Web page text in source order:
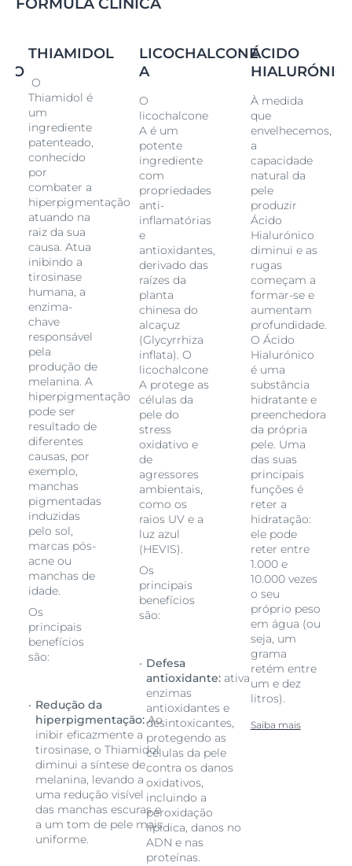
inflamatórias e calmantes para a pele. É derivado da
células da luz solar excessiva. Quando utilizado em
produtos de cuidados da pele, o
Licochalcone Aatua
para reduzir a inflamação e neutralizar os
livresque estimulam a produção de melanina e
agravam as manchas de pigmentação. - Absorção
rápida - Fácil de aplicar - Não colante
THIAMIDOL
O
Thiamidol é
um
ingrediente
patenteado,
conhecido
por
combater a
hiperpigmentação
atuando na
raiz da sua
causa. Atua
inibindo a
tirosinase
humana, a
enzima-
chave
responsável
pela
produção de
melanina. A
hiperpigmentação
pode ser
resultado de
diferentes
causas, por
exemplo,
manchas
pigmentadas
induzidas
pelo sol,
marcas pós-
acne ou
manchas de
idade.
Os
principais
benefícios
são:
Redução da
hiperpigmentação:Ao
inibir eficazmente a
tirosinase, o Thiamidol
diminui a síntese de
melanina, levando a
uma redução visível
das manchas escuras e
a um tom de pele mais
uniforme.
LICOCHALCONE
A
O
licochalcone
A é um
potente
ingrediente
com
propriedades
anti-
inflamatórias
e
antioxidantes,
derivado das
raízes da
planta
chinesa do
alcaçuz
(Glycyrrhiza
inflata). O
licochalcone
A protege as
células da
pele do
stress
oxidativo e
de
agressores
ambientais,
como os
raios UV e a
luz azul
(HEVIS).
Os
principais
benefícios
são:
Defesa
antioxidante: ativa
enzimas
antioxidantes e
desintoxicantes,
protegendo as
células da pele
contra os danos
oxidativos,
incluindo a
peroxidação
lipídica, danos no
ADN e nas
proteínas.
ÁCIDO
À medida
que
envelhecemos,
a
capacidade
natural da
pele
produzir
Ácido
Hialurónico
diminui e as
rugas
começam a
formar-se e
aumentam
profundidade.
O Ácido
Hialurónico
é uma
substância
hidratante e
preenchedora
da própria
pele. Uma
das suas
principais
funções é
reter a
hidratação:
ele pode
reter entre
1.000 e
10.000 vezes
o seu
próprio peso
em água (ou
seja, um
grama
retém entre
um e dez
litros).
Saiba mais